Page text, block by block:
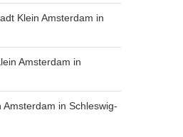
Klein Amsterdam in
Amsterdam in
Amsterdam in Schleswig-